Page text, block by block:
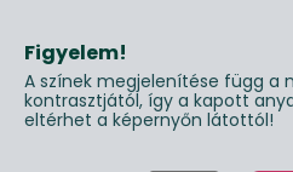
Figyelem!
A színek megjelenítése függ a
kontrasztjától, így a kapott
eltérhet a képernyőn látottól!